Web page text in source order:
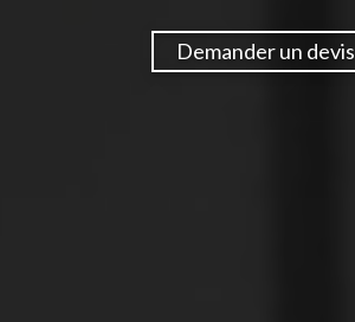
Demander un devis